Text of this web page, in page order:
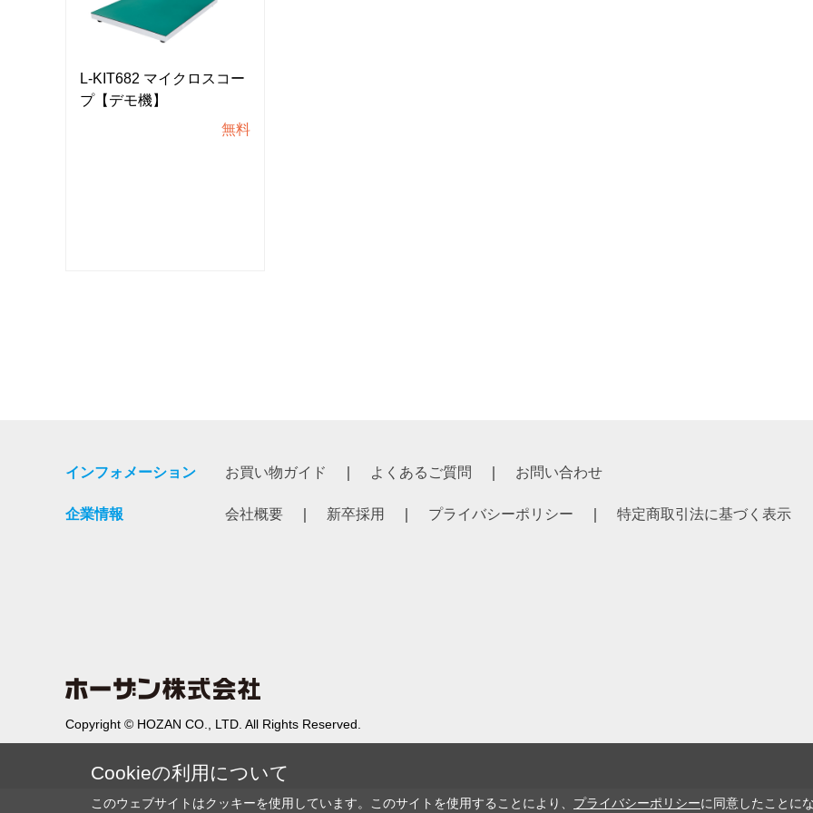
L-KIT682 マイクロスコー
プ【デモ機】
無料
インフォメーション お買い物ガイド よくあるご質問 お問い合わせ
企業情報 会社概要 新卒採用 プライバシーポリシー 特定商取引法に基づく表示
Copyright © HOZAN CO., LTD. All Rights Reserved.
Cookieの利用について
このウェブサイトはクッキーを使用しています。このサイトを使用することにより、 プライバシーポリシーに同意したことに